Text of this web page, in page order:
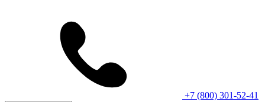
+7 (800) 301-52-41